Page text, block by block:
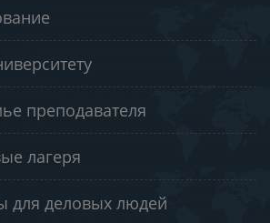
преподавателя
лагеря
для деловых людей